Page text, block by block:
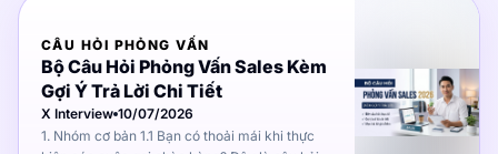
CÂU HỎI PHỎNG VẤN
Bộ Câu Hỏi Phỏng Vấn Sales Kèm
Gợi Ý Trả Lời Chi Tiết
X Interview 10/07/2026
1. Nhóm cơ bản 1.1 Bạn có thoải mái khi thực